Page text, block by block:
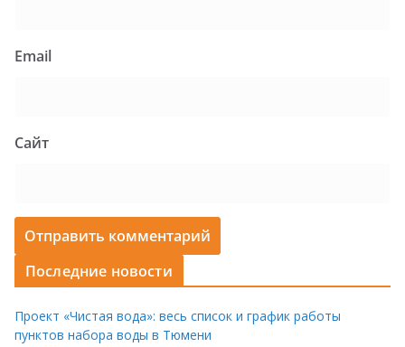
Email
Сайт
Последние новости
Проект «Чистая вода»: весь список и график работы
пунктов набора воды в Тюмени